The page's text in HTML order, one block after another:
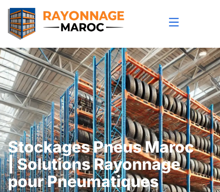
Stockages Pneus Maroc
| Solutions Rayonnage
pour Pneumatiques